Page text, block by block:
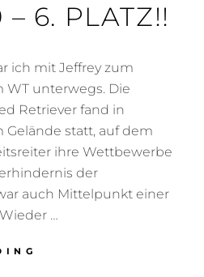
– 6. PLATZ!!
ich mit Jeffrey zum
WT unterwegs. Die
Retriever fand in
statt, auf dem
ihre Wettbewerbe
der
auch Mittelpunkt einer
…